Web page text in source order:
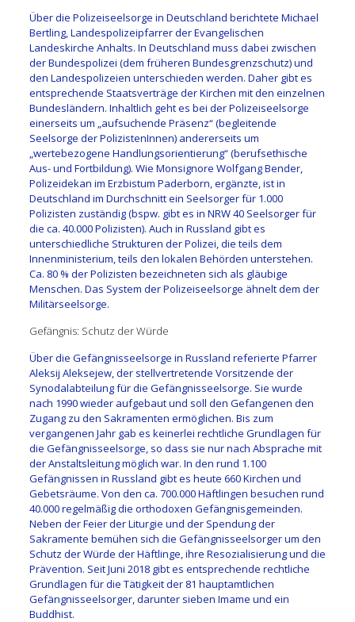
Über die Polizeiseelsorge in Deutschland berichtete Michael
Bertling, Landespolizeipfarrer der Evangelischen
Landeskirche Anhalts. In Deutschland muss dabei zwischen
der Bundespolizei (dem früheren Bundesgrenzschutz) und
den Landespolizeien unterschieden werden. Daher gibt es
entsprechende Staatsverträge der Kirchen mit den einzelnen
Bundesländern. Inhaltlich geht es bei der Polizeiseelsorge
einerseits um „aufsuchende Präsenz“ (begleitende
Seelsorge der PolizistenInnen) andererseits um
„wertebezogene Handlungsorientierung“ (berufsethische
Aus- und Fortbildung). Wie Monsignore Wolfgang Bender,
Polizeidekan im Erzbistum Paderborn, ergänzte, ist in
Deutschland im Durchschnitt ein Seelsorger für 1.000
Polizisten zuständig (bspw. gibt es in NRW 40 Seelsorger für
die ca. 40.000 Polizisten). Auch in Russland gibt es
unterschiedliche Strukturen der Polizei, die teils dem
Innenministerium, teils den lokalen Behörden unterstehen.
Ca. 80 % der Polizisten bezeichneten sich als gläubige
Menschen. Das System der Polizeiseelsorge ähnelt dem der
Militärseelsorge.
Gefängnis: Schutz der Würde
Über die Gefängnisseelsorge in Russland referierte Pfarrer
Aleksij Aleksejew, der stellvertretende Vorsitzende der
Synodalabteilung für die Gefängnisseelsorge. Sie wurde
nach 1990 wieder aufgebaut und soll den Gefangenen den
Zugang zu den Sakramenten ermöglichen. Bis zum
vergangenen Jahr gab es keinerlei rechtliche Grundlagen für
die Gefängnisseelsorge, so dass sie nur nach Absprache mit
der Anstaltsleitung möglich war. In den rund 1.100
Gefängnissen in Russland gibt es heute 660 Kirchen und
Gebetsräume. Von den ca. 700.000 Häftlingen besuchen rund
40.000 regelmäßig die orthodoxen Gefängnisgemeinden.
Neben der Feier der Liturgie und der Spendung der
Sakramente bemühen sich die Gefängnisseelsorger um den
Schutz der Würde der Häftlinge, ihre Resozialisierung und die
Prävention. Seit Juni 2018 gibt es entsprechende rechtliche
Grundlagen für die Tätigkeit der 81 hauptamtlichen
Gefängnisseelsorger, darunter sieben Imame und ein
Buddhist.